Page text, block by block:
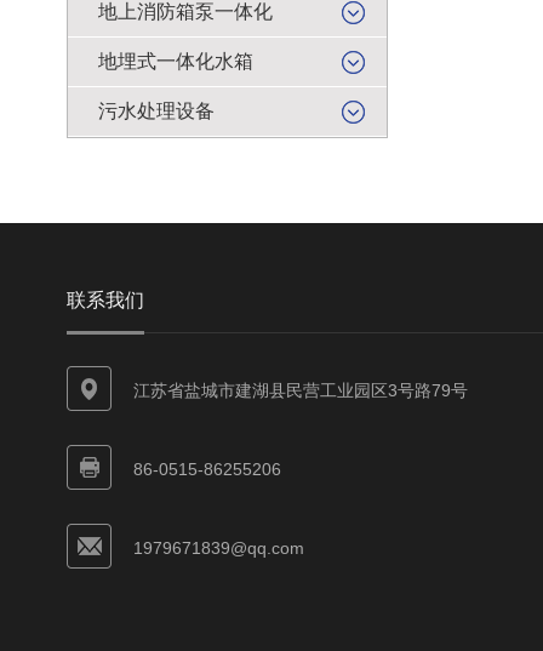
地上消防箱泵一体化
地埋式一体化水箱
污水处理设备
联系我们
江苏省盐城市建湖县民营工业园区3号路79号
86-0515-86255206
1979671839@qq.com